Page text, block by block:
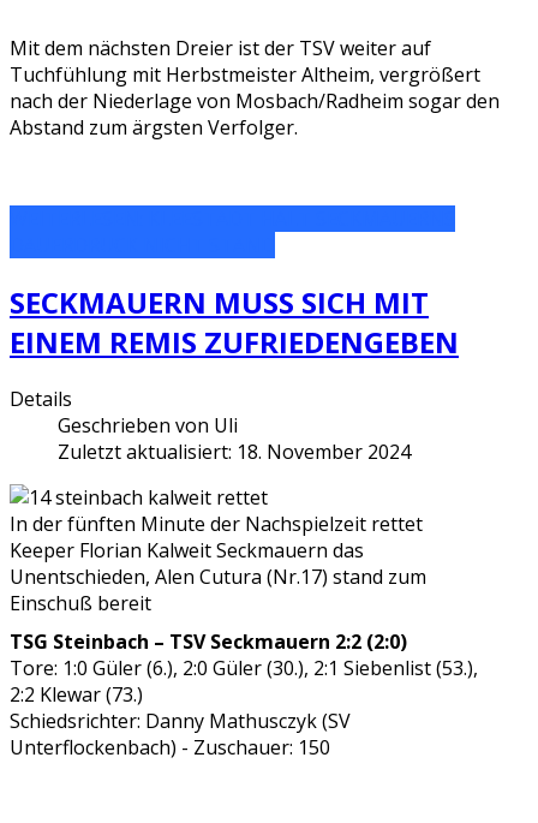
Mit dem nächsten Dreier ist der TSV weiter auf
Tuchfühlung mit Herbstmeister Altheim, vergrößert
nach der Niederlage von Mosbach/Radheim sogar den
Abstand zum ärgsten Verfolger.
SECKMAUERN MUSS SICH MIT
EINEM REMIS ZUFRIEDENGEBEN
Details
Geschrieben von Uli
Zuletzt aktualisiert: 18. November 2024
In der fünften Minute der Nachspielzeit rettet
Keeper Florian Kalweit Seckmauern das
Unentschieden, Alen Cutura (Nr.17) stand zum
Einschuß bereit
TSG Steinbach – TSV Seckmauern 2:2 (2:0)
Tore: 1:0 Güler (6.), 2:0 Güler (30.), 2:1 Siebenlist (53.),
2:2 Klewar (73.)
Schiedsrichter: Danny Mathusczyk (SV
Unterflockenbach) - Zuschauer: 150